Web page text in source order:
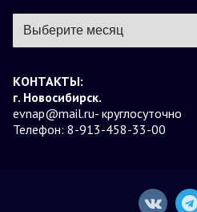
Архивы
КОНТАКТЫ:
г. Новосибирск.
evnap@mail.ru- круглосуточно
Телефон: 8-913-458-33-00